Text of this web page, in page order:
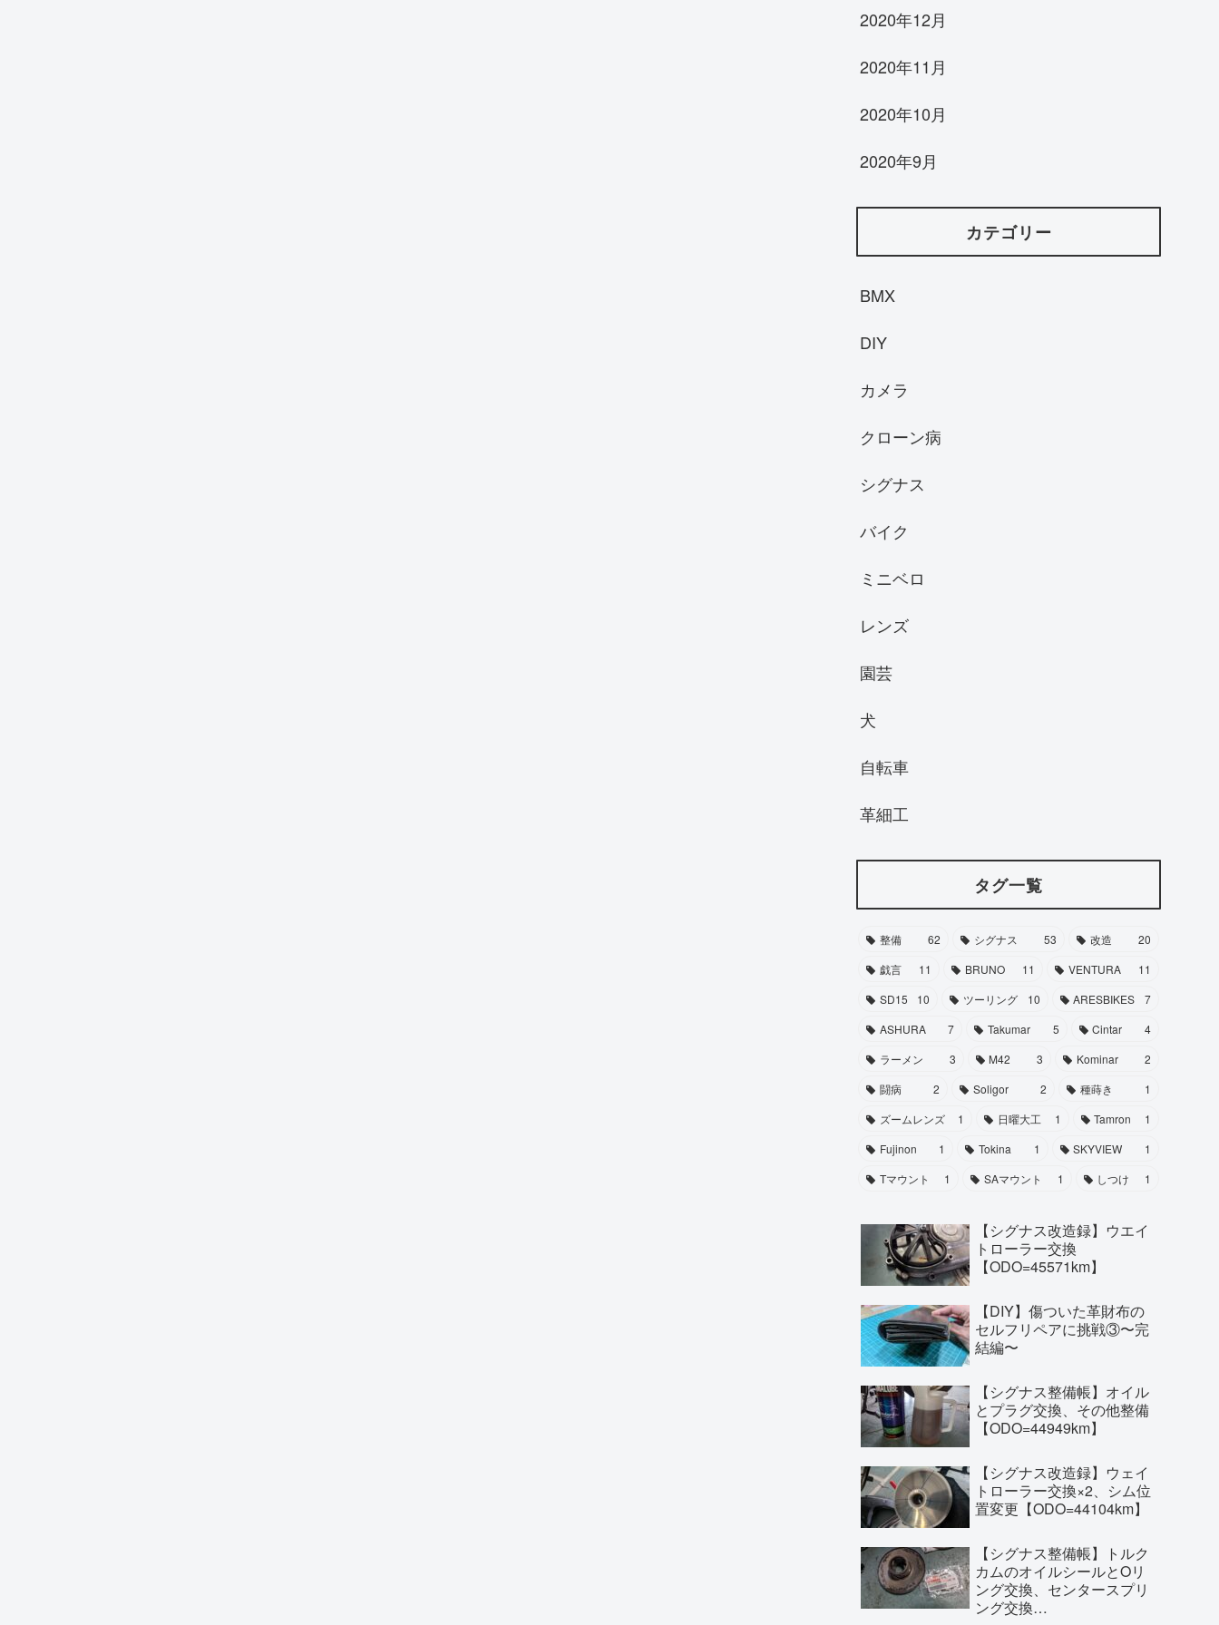
2020年12月
2020年11月
2020年10月
2020年9月
カテゴリー
BMX
DIY
カメラ
クローン病
シグナス
バイク
ミニベロ
レンズ
園芸
犬
自転車
革細工
タグ一覧
整備 62 シグナス 53 改造
20
戯言
11 BRUNO 11 VENTURA
11
SD15
10 ツーリング 10 ARESBIKES
7
ASHURA
7 Takumar 5 Cintar
4
ラーメン
3 M42 3 Kominar
2
闘病
2 Soligor 2 種蒔き
1
ズームレンズ
1 日曜大工 1 Tamron
1
Fujinon
1 Tokina 1 SKYVIEW
1
Tマウント
1 SAマウント 1 しつけ 1
【シグナス改造録】ウエイ
トローラー交換
【ODO=45571km】
【DIY】傷ついた革財布の
セルフリペアに挑戦③〜完
結編〜
【シグナス整備帳】オイル
とプラグ交換、その他整備
【ODO=44949km】
【シグナス改造録】ウェイ
トローラー交換×2、シム位
置変更【ODO=44104km】
【シグナス整備帳】トルク
カムのオイルシールとOリ
ング交換、センタースプリ
ング交換